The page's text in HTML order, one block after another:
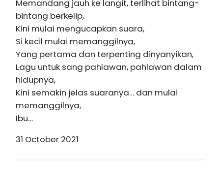
Memandang jauh ke langit, terlihat bintang-
bintang berkelip,
Kini mulai mengucapkan suara,
Si kecil mulai memanggilnya,
Yang pertama dan terpenting dinyanyikan,
Lagu untuk sang pahlawan, pahlawan dalam
hidupnya,
Kini semakin jelas suaranya… dan mulai
memanggilnya,
Ibu…
31 October 2021